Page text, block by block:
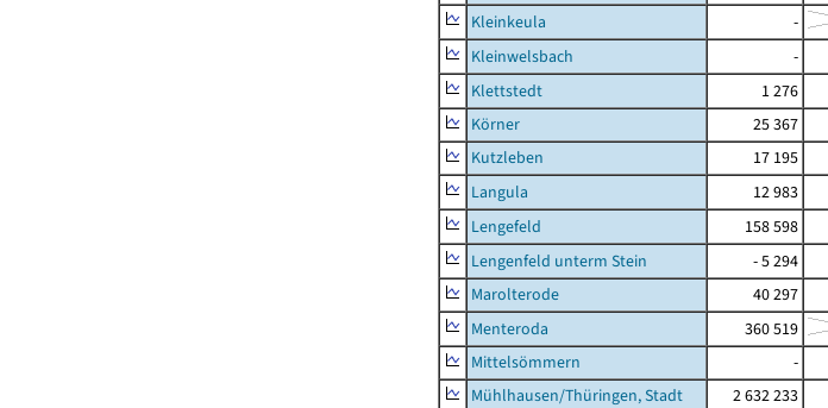
Kleinkeula
-
Kleinwelsbach
-
Klettstedt
1 276
Körner
25 367
Kutzleben
17 195
Langula
12 983
Lengefeld
158 598
Lengenfeld unterm Stein
- 5 294
Marolterode
40 297
Menteroda
360 519
Mittelsömmern
-
Mühlhausen/Thüringen, Stadt
2 632 233